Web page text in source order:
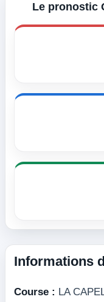
Le pronostic
Informations
Course : LA